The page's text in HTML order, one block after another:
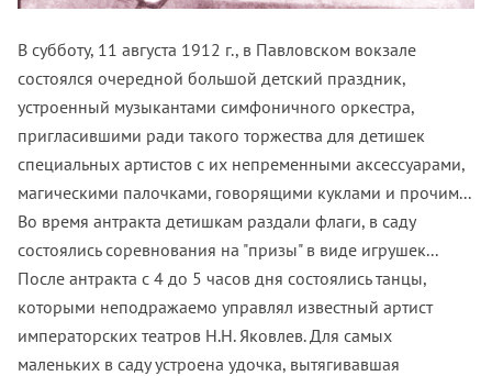
В субботу, 11 августа 1912 г., в Павловском вокзале
состоялся очередной большой детский праздник,
устроенный музыкантами симфоничного оркестра,
пригласившими ради такого торжества для детишек
специальных артистов с их непременными аксессуарами,
магическими палочками, говорящими куклами и прочим...
Во время антракта детишкам раздали флаги, в саду
состоялись соревнования на "призы" в виде игрушек...
После антракта с 4 до 5 часов дня состоялись танцы,
которыми неподражаемо управлял известный артист
императорских театров Н.Н. Яковлев. Для самых
маленьких в саду устроена удочка, вытягивавшая